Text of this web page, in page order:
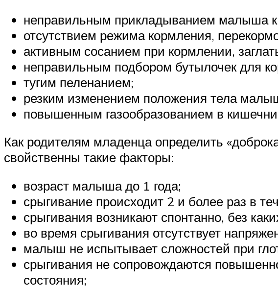
неправильным прикладыванием малыша к
отсутствием режима кормления,
активным сосанием при кормлении,
неправильным подбором бутылочек для
тугим пеленанием;
резким изменением положения тела
повышенным газообразованием в
Как родителям младенца определить
свойственны такие факторы:
возраст малыша до 1 года;
срыгивание происходит 2 и более раз в
срыгивания возникают спонтанно, без
во время срыгивания отсутствует
малыш не испытывает сложностей при
срыгивания не сопровождаются
состояния;